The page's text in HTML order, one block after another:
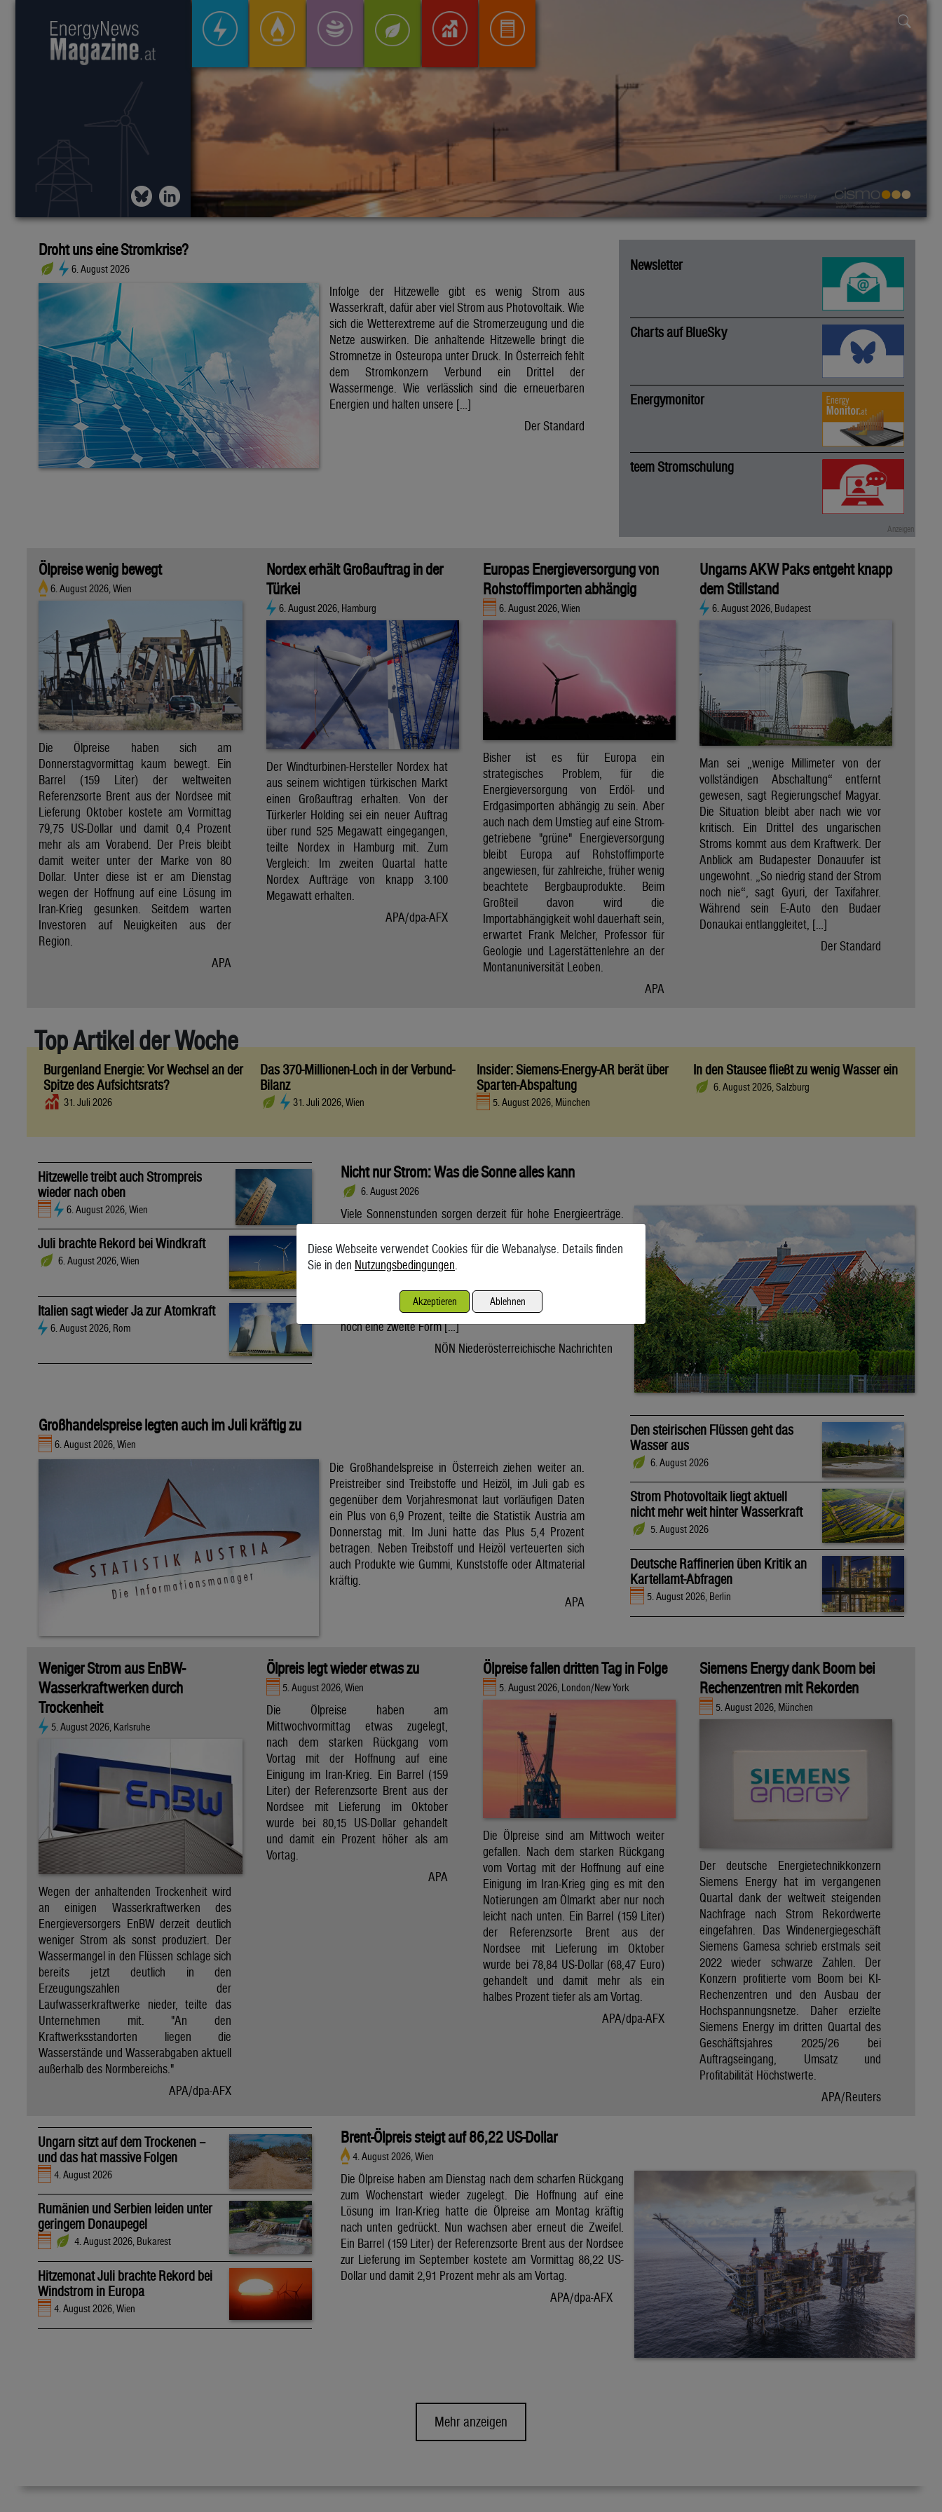
Droht uns eine Stromkrise?
6. August 2026
Infolge der Hitzewelle gibt es wenig Strom aus
Wasserkraft, dafür aber viel Strom aus Photovoltaik. Wie
sich die Wetterextreme auf die Stromerzeugung und die
Netze auswirken. Die anhaltende Hitzewelle bringt die
Stromnetze in Osteuropa unter Druck. In Österreich fehlt
dem Stromkonzern Verbund ein Drittel der
Wassermenge. Wie verlässlich sind die erneuerbaren
Energien und halten unsere […]
Der Standard
Newsletter
Charts auf BlueSky
Energymonitor
teem Stromschulung
Ölpreise wenig bewegt
6. August 2026, Wien
Die Ölpreise haben sich am
Donnerstagvormittag kaum bewegt. Ein
Barrel (159 Liter) der weltweiten
Referenzsorte Brent aus der Nordsee mit
Lieferung Oktober kostete am Vormittag
79,75 US-Dollar und damit 0,4 Prozent
mehr als am Vorabend. Der Preis bleibt
damit weiter unter der Marke von 80
Dollar. Unter diese ist er am Dienstag
wegen der Hoffnung auf eine Lösung im
Iran-Krieg gesunken. Seitdem warten
Investoren auf Neuigkeiten aus der
Region.
APA
Nordex erhält Großauftrag in der
Türkei
6. August 2026, Hamburg
Der Windturbinen-Hersteller Nordex hat
aus seinem wichtigen türkischen Markt
einen Großauftrag erhalten. Von der
Türkerler Holding sei ein neuer Auftrag
über rund 525 Megawatt eingegangen,
teilte Nordex in Hamburg mit. Zum
Vergleich: Im zweiten Quartal hatte
Nordex Aufträge von knapp 3.100
Megawatt erhalten.
APA/dpa-AFX
Europas Energieversorgung von
Rohstoffimporten abhängig
6. August 2026, Wien
Bisher ist es für Europa ein
strategisches Problem, für die
Energieversorgung von Erdöl- und
Erdgasimporten abhängig zu sein. Aber
auch nach dem Umstieg auf eine Strom-
getriebene "grüne" Energieversorgung
bleibt Europa auf Rohstoffimporte
angewiesen, für zahlreiche, früher wenig
beachtete Bergbauprodukte. Beim
Großteil davon wird die
Importabhängigkeit wohl dauerhaft sein,
erwartet Frank Melcher, Professor für
Geologie und Lagerstättenlehre an der
Montanuniversität Leoben.
APA
Ungarns AKW Paks entgeht knapp
dem Stillstand
6. August 2026, Budapest
Man sei „wenige Millimeter von der
vollständigen Abschaltung“ entfernt
gewesen, sagt Regierungschef Magyar.
Die Situation bleibt aber nach wie vor
kritisch. Ein Drittel des ungarischen
Stroms kommt aus dem Kraftwerk. Der
Anblick am Budapester Donauufer ist
ungewohnt. „So niedrig stand der Strom
noch nie“, sagt Gyuri, der Taxifahrer.
Während sein E-Auto den Budaer
Donaukai entlanggleitet, […]
Der Standard
Top Artikel der Woche
Burgenland Energie: Vor Wechsel an der
Spitze des Aufsichtsrats?
31. Juli 2026
Das 370-Millionen-Loch in der Verbund-
Bilanz
31. Juli 2026, Wien
Insider: Siemens-Energy-AR berät über
Sparten-Abspaltung
5. August 2026, München
In den Stausee fließt zu wenig Wasser ein
6. August 2026, Salzburg
Hitzewelle treibt auch Strompreis
wieder nach oben
6. August 2026, Wien
Juli brachte Rekord bei Windkraft
6. August 2026, Wien
Italien sagt wieder Ja zur Atomkraft
6. August 2026, Rom
Nicht nur Strom: Was die Sonne alles kann
6. August 2026
Viele Sonnenstunden sorgen derzeit für hohe Energieerträge.
Solarthermie entlastet das Energiesystem. Dennoch steht sie
oft im Schatten der Photovoltaik. Die Hitzewelle der
beschert. Während dabei meist über die hohen Stromerträge
von Photovoltaikanlagen gesprochen wird, liefert die Sonne
noch eine zweite Form […]
NÖN Niederösterreichische Nachrichten
Großhandelspreise legten auch im Juli kräftig zu
6. August 2026, Wien
Die Großhandelspreise in Österreich ziehen weiter an.
Preistreiber sind Treibstoffe und Heizöl, im Juli gab es
gegenüber dem Vorjahresmonat laut vorläufigen Daten
ein Plus von 6,9 Prozent, teilte die Statistik Austria am
Donnerstag mit. Im Juni hatte das Plus 5,4 Prozent
betragen. Neben Treibstoff und Heizöl verteuerten sich
auch Produkte wie Gummi, Kunststoffe oder Altmaterial
kräftig.
APA
Den steirischen Flüssen geht das
Wasser aus
6. August 2026
Strom Photovoltaik liegt aktuell
nicht mehr weit hinter Wasserkraft
5. August 2026
Deutsche Raffinerien üben Kritik an
Kartellamt-Abfragen
5. August 2026, Berlin
Weniger Strom aus EnBW-
Wasserkraftwerken durch
Trockenheit
5. August 2026, Karlsruhe
Wegen der anhaltenden Trockenheit wird
an einigen Wasserkraftwerken des
Energieversorgers EnBW derzeit deutlich
weniger Strom als sonst produziert. Der
Wassermangel in den Flüssen schlage sich
bereits jetzt deutlich in den
Erzeugungszahlen der
Laufwasserkraftwerke nieder, teilte das
Unternehmen mit. "An den
Kraftwerksstandorten liegen die
Wasserstände und Wasserabgaben aktuell
außerhalb des Normbereichs."
APA/dpa-AFX
Ölpreis legt wieder etwas zu
5. August 2026, Wien
Die Ölpreise haben am
Mittwochvormittag etwas zugelegt,
nach dem starken Rückgang vom
Vortag mit der Hoffnung auf eine
Einigung im Iran-Krieg. Ein Barrel (159
Liter) der Referenzsorte Brent aus der
Nordsee mit Lieferung im Oktober
wurde bei 80,15 US-Dollar gehandelt
und damit ein Prozent höher als am
Vortag.
APA
Ölpreise fallen dritten Tag in Folge
5. August 2026, London/New York
Die Ölpreise sind am Mittwoch weiter
gefallen. Nach dem starken Rückgang
vom Vortag mit der Hoffnung auf eine
Einigung im Iran-Krieg ging es mit den
Notierungen am Ölmarkt aber nur noch
leicht nach unten. Ein Barrel (159 Liter)
der Referenzsorte Brent aus der
Nordsee mit Lieferung im Oktober
wurde bei 78,84 US-Dollar (68,47 Euro)
gehandelt und damit mehr als ein
halbes Prozent tiefer als am Vortag.
APA/dpa-AFX
Siemens Energy dank Boom bei
Rechenzentren mit Rekorden
5. August 2026, München
Der deutsche Energietechnikkonzern
Siemens Energy hat im vergangenen
Quartal dank der weltweit steigenden
Nachfrage nach Strom Rekordwerte
eingefahren. Das Windenergiegeschäft
Siemens Gamesa schrieb erstmals seit
2022 wieder schwarze Zahlen. Der
Konzern profitierte vom Boom bei KI-
Rechenzentren und den Ausbau der
Hochspannungsnetze. Daher erzielte
Siemens Energy im dritten Quartal des
Geschäftsjahres 2025/26 bei
Auftragseingang, Umsatz und
Profitabilität Höchstwerte.
APA/Reuters
Ungarn sitzt auf dem Trockenen –
und das hat massive Folgen
4. August 2026
Rumänien und Serbien leiden unter
geringem Donaupegel
4. August 2026, Bukarest
Hitzemonat Juli brachte Rekord bei
Windstrom in Europa
4. August 2026, Wien
Brent-Ölpreis steigt auf 86,22 US-Dollar
4. August 2026, Wien
Die Ölpreise haben am Dienstag nach dem scharfen Rückgang
zum Wochenstart wieder zugelegt. Die Hoffnung auf eine
Lösung im Iran-Krieg hatte die Ölpreise am Montag kräftig
nach unten gedrückt. Nun wachsen aber erneut die Zweifel.
Ein Barrel (159 Liter) der Referenzsorte Brent aus der Nordsee
zur Lieferung im September kostete am Vormittag 86,22 US-
Dollar und damit 2,91 Prozent mehr als am Vortag.
APA/dpa-AFX
Mehr anzeigen
Diese Webseite verwendet Cookies für die Webanalyse. Details finden
Sie in den Nutzungsbedingungen
Akzeptieren Ablehnen